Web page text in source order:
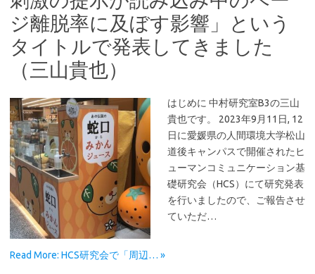
ジ離脱率に及ぼす影響」という
タイトルで発表してきました
（三山貴也）
はじめに 中村研究室B3の三山
貴也です。 2023年9月11日, 12
日に愛媛県の人間環境大学松山
道後キャンパスで開催されたヒ
ューマンコミュニケーション基
礎研究会（HCS）にて研究発表
を行いましたので、ご報告させ
ていただ…
Read More: HCS研究会で「周辺… »